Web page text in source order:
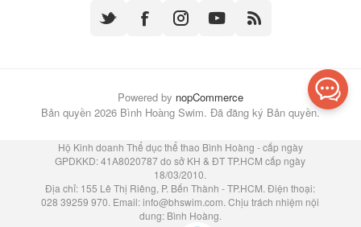
Powered by nopCommerce
Bản quyền 2026 Bình Hoàng Swim. Đã đăng ký Bản quyền.
Hộ Kinh doanh Thể dục thể thao Bình Hoàng - cấp ngày
GPDKKD: 41A8020787 do sở KH & ĐT TP.HCM cấp ngày
18/03/2010.
Địa chỉ: 155 Lê Thị Riêng, P. Bến Thành - TP.HCM. Điện thoại:
028 39259 970. Email:info@bhswim.com. Chịu trách nhiệm nội
dung: Bình Hoàng.